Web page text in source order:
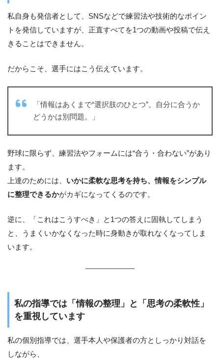
私自身も発信者として、SNSなどで練習法や技術的なポイン
トを発信していますが、正直すべてを1つの動画や投稿で伝え
きることはできません。
だからこそ、選手にはこう伝えています。
「情報はあくまで“選択肢のひとつ”。自分に合うか
どうかは別問題。」
野球に限らず、練習法やフォームには“合う・合わない”があり
ます。
上達のためには、 いかに柔軟な思考を持ち、情報をシンプル
に整理できるかがカギになってくるのです。
逆に、「これはこうすべき」と1つの答えに固執してしまう
と、うまくいかなくなった時に身動きが取れなくなってしま
います。
私の指導では「情報の整理」と「思考の柔軟性」
を重視しています
私の個別指導では、選手本人や保護者の方としっかり対話を
しながら、